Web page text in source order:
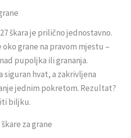
škara je prilično jednostavno.
grane na pravom mjestu –
pupoljka ili grananja.
siguran hvat, a zakrivljena
jednim pokretom. Rezultat?
biljku.
za grane